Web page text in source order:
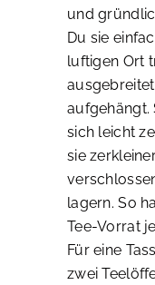
und
Du sie
luftigen Ort
aufgehängt.
sich leicht
sie
lagern. So
Tee-Vorrat
Für eine
zwei